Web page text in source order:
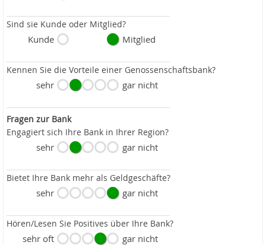
Sind sie Kunde oder Mitglied?
Kunde Mitglied
Kennen Sie die Vorteile einer Genossenschaftsbank?
sehr gar nicht
Fragen zur Bank
Engagiert sich Ihre Bank in Ihrer Region?
sehr gar nicht
Bietet Ihre Bank mehr als Geldgeschäfte?
sehr gar nicht
Hören/Lesen Sie Positives über Ihre Bank?
sehr oft gar nicht